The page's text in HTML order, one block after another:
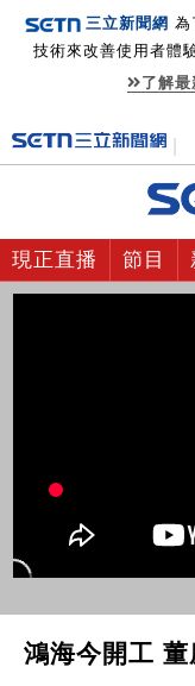
三立新聞網 為
技術來改善使用者體
了解最
現正直播 節目
鴻海今開工